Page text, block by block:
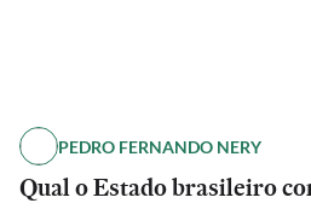
PEDRO FERNANDO NERY
Qual o Estado brasileiro